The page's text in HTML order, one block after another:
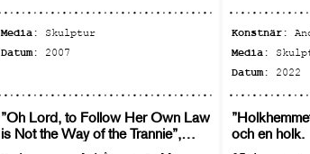
Media: Skulptur
Datum: 2007
”Oh Lord, to Follow Her Own Law
is Not the Way of the Trannie”,
Christian-Pontus Andersson
Konstnär:
Media:
Datum: 2022
och en holk.